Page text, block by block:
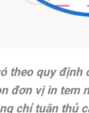
theo quy
đơn vị in tem
chỉ tuân thủ